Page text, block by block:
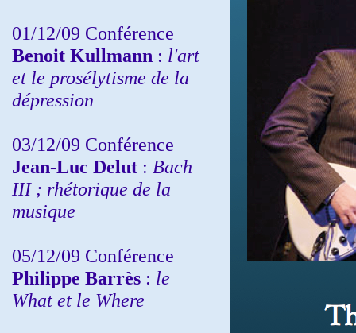
01/12/09 Conférence
Benoit Kullmann : l'art
et le prosélytisme de la
dépression
03/12/09 Conférence
Jean-Luc Delut : Bach
III ; rhétorique de la
musique
05/12/09 Conférence
Philippe Barrès : le
What et le Where